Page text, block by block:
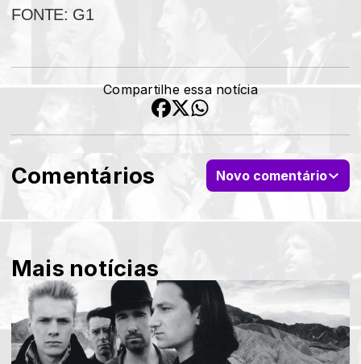
FONTE: G1
Compartilhe essa notícia
Comentários Novo comentário
Mais notícias